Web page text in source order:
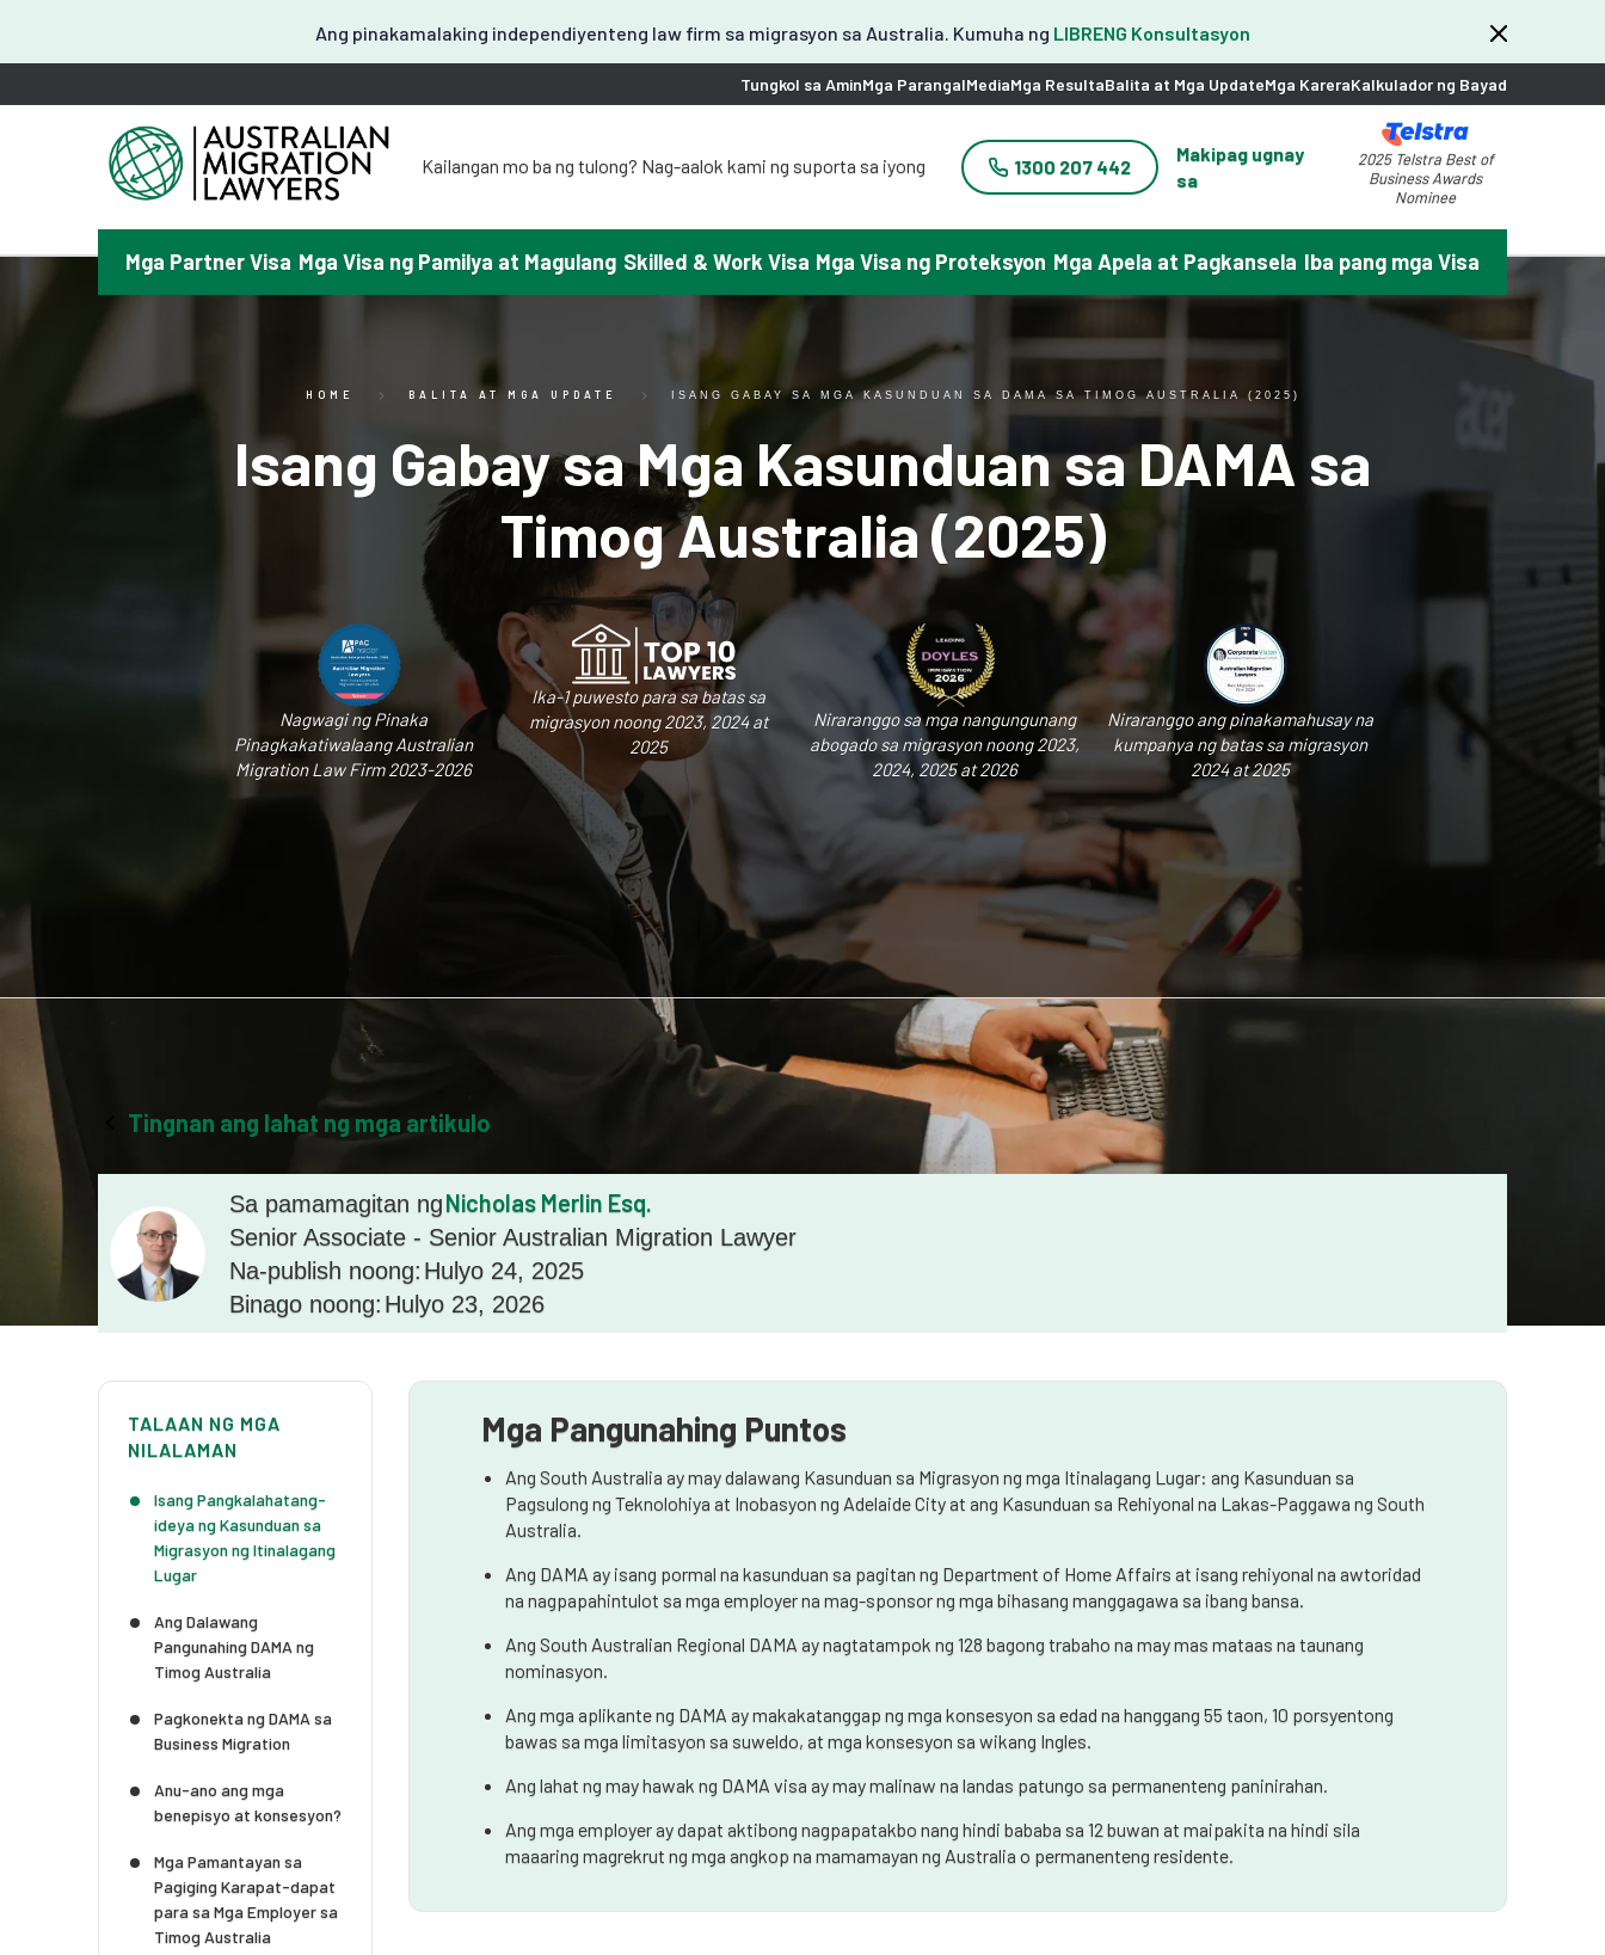
Ang pinakamalaking independiyenteng law firm sa migrasyon sa Australia. Kumuha ng LIBRENG Konsultasyon
Tungkol sa AminMga ParangalMediaMga ResultaBalita at Mga UpdateMga KareraKalkulador ng Bayad
Kailangan mo ba ng tulong? Nag-aalok kami ng suporta sa iyong
请問需要帮助吗？我们可以提供中文服务。
¿Necesitas ayuda con tu visa? Podemos ayudarte en español.
1300 207 442
Makipag ugnay
sa
2025 Telstra Best of
Business Awards
Nominee
Mga Partner Visa Mga Visa ng Pamilya at Magulang Skilled & Work Visa Mga Visa ng Proteksyon Mga Apela at Pagkansela Iba pang mga Visa
HOME BALITA AT MGA UPDATE ISANG GABAY SA MGA KASUNDUAN SA DAMA SA TIMOG AUSTRALIA (2025)
Isang Gabay sa Mga Kasunduan sa DAMA sa
Timog Australia (2025)
Nagwagi ng Pinaka
Pinagkakatiwalaang Australian
Migration Law Firm 2023-2026
Ika-1 puwesto para sa batas sa
migrasyon noong 2023, 2024 at
2025
Niraranggo sa mga nangungunang
abogado sa migrasyon noong 2023,
2024, 2025 at 2026
Niraranggo ang pinakamahusay na
kumpanya ng batas sa migrasyon
2024 at 2025
Tingnan ang lahat ng mga artikulo
Sa pamamagitan ngNicholas Merlin Esq.
Senior Associate - Senior Australian Migration Lawyer
Na-publish noong: Hulyo 24, 2025
Binago noong: Hulyo 23, 2026
TALAAN NG MGA
NILALAMAN
Isang Pangkalahatang-
ideya ng Kasunduan sa
Migrasyon ng Itinalagang
Lugar
Ang Dalawang
Pangunahing DAMA ng
Timog Australia
Pagkonekta ng DAMA sa
Business Migration
Anu-ano ang mga
benepisyo at konsesyon?
Mga Pamantayan sa
Pagiging Karapat-dapat
para sa Mga Employer sa
Timog Australia
Mga Pangunahing Puntos
Ang South Australia ay may dalawang Kasunduan sa Migrasyon ng mga Itinalagang Lugar: ang Kasunduan sa
Pagsulong ng Teknolohiya at Inobasyon ng Adelaide City at ang Kasunduan sa Rehiyonal na Lakas-Paggawa ng South
Australia.
Ang DAMA ay isang pormal na kasunduan sa pagitan ng Department of Home Affairs at isang rehiyonal na awtoridad
na nagpapahintulot sa mga employer na mag-sponsor ng mga bihasang manggagawa sa ibang bansa.
Ang South Australian Regional DAMA ay nagtatampok ng 128 bagong trabaho na may mas mataas na taunang
nominasyon.
Ang mga aplikante ng DAMA ay makakatanggap ng mga konsesyon sa edad na hanggang 55 taon, 10 porsyentong
bawas sa mga limitasyon sa suweldo, at mga konsesyon sa wikang Ingles.
Ang lahat ng may hawak ng DAMA visa ay may malinaw na landas patungo sa permanenteng paninirahan.
Ang mga employer ay dapat aktibong nagpapatakbo nang hindi bababa sa 12 buwan at maipakita na hindi sila
maaaring magrekrut ng mga angkop na mamamayan ng Australia o permanenteng residente.